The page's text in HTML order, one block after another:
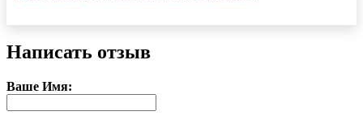
Написать отзыв
Ваше Имя: